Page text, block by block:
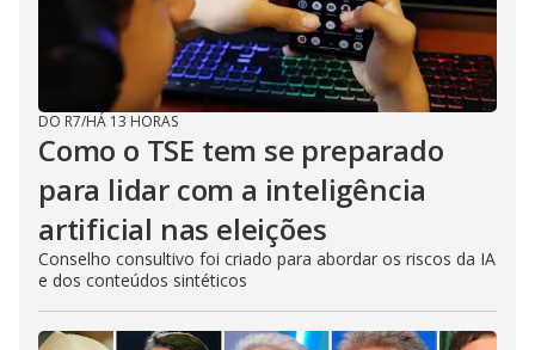
DO R7/HÁ 13 HORAS
Como o TSE tem se preparado
para lidar com a inteligência
artificial nas eleições
Conselho consultivo foi criado para abordar os riscos da IA
e dos conteúdos sintéticos